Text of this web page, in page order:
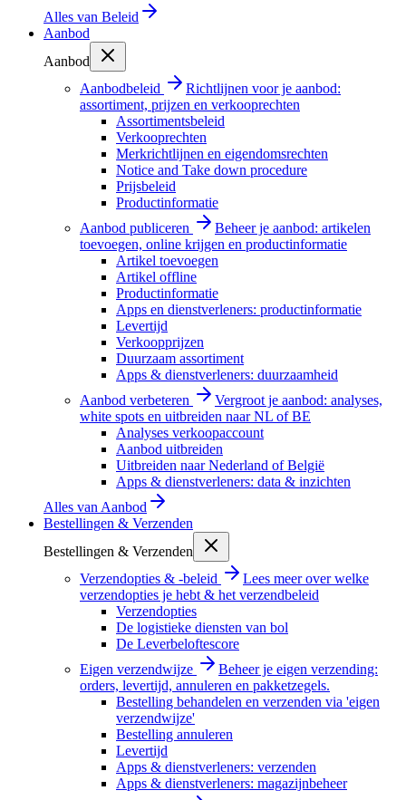
Alles van Beleid
Aanbod
Aanbod
Aanbodbeleid
Richtlijnen voor je aanbod:
assortiment, prijzen en verkooprechten
Assortimentsbeleid
Verkooprechten
Merkrichtlijnen en eigendomsrechten
Notice and Take down procedure
Prijsbeleid
Productinformatie
Aanbod publiceren
Beheer je aanbod: artikelen
toevoegen, online krijgen en productinformatie
Artikel toevoegen
Artikel offline
Productinformatie
Apps en dienstverleners: productinformatie
Levertijd
Verkoopprijzen
Duurzaam assortiment
Apps & dienstverleners: duurzaamheid
Aanbod verbeteren
Vergroot je aanbod: analyses,
white spots en uitbreiden naar NL of BE
Analyses verkoopaccount
Aanbod uitbreiden
Uitbreiden naar Nederland of België
Apps & dienstverleners: data & inzichten
Alles van Aanbod
Bestellingen & Verzenden
Bestellingen & Verzenden
Verzendopties & -beleid
Lees meer over welke
verzendopties je hebt & het verzendbeleid
Verzendopties
De logistieke diensten van bol
De Leverbeloftescore
Eigen verzendwijze
Beheer je eigen verzending:
orders, levertijd, annuleren en pakketzegels.
Bestelling behandelen en verzenden via 'eigen
verzendwijze'
Bestelling annuleren
Levertijd
Apps & dienstverleners: verzenden
Apps & dienstverleners: magazijnbeheer